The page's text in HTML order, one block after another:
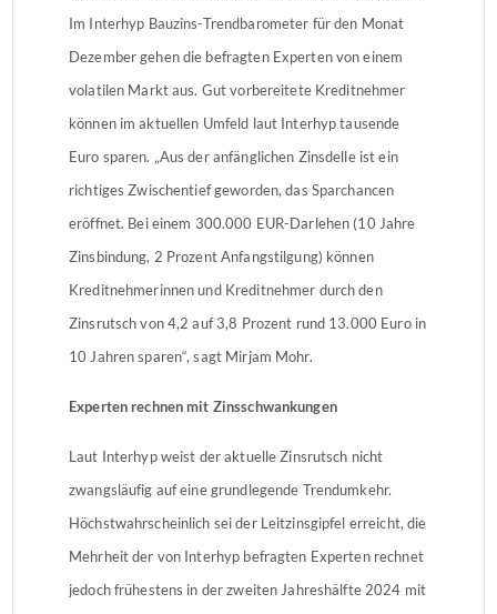
Im Interhyp Bauzins-Trendbarometer für den Monat
Dezember gehen die befragten Experten von einem
volatilen Markt aus. Gut vorbereitete Kreditnehmer
können im aktuellen Umfeld laut Interhyp tausende
Euro sparen. „Aus der anfänglichen Zinsdelle ist ein
richtiges Zwischentief geworden, das Sparchancen
eröffnet. Bei einem 300.000 EUR-Darlehen (10 Jahre
Zinsbindung, 2 Prozent Anfangstilgung) können
Kreditnehmerinnen und Kreditnehmer durch den
Zinsrutsch von 4,2 auf 3,8 Prozent rund 13.000 Euro in
10 Jahren sparen“, sagt Mirjam Mohr.
Experten rechnen mit Zinsschwankungen
Laut Interhyp weist der aktuelle Zinsrutsch nicht
zwangsläufig auf eine grundlegende Trendumkehr.
Höchstwahrscheinlich sei der Leitzinsgipfel erreicht, die
Mehrheit der von Interhyp befragten Experten rechnet
jedoch frühestens in der zweiten Jahreshälfte 2024 mit